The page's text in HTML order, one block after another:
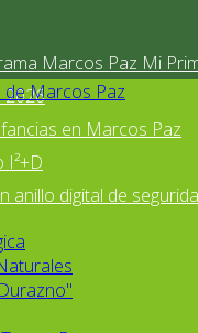
Marcos Paz Mi
2026
en Marcos Paz
I²+D
anillo digital de